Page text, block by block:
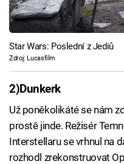
Star Wars: Poslední z Jediů
Zdroj: Lucasfilm
2)Dunkerk
Už poněkolikáté se nám
prostě jinde. Režisér
Interstellaru se vrhnul na
rozhodl zrekonstruovat